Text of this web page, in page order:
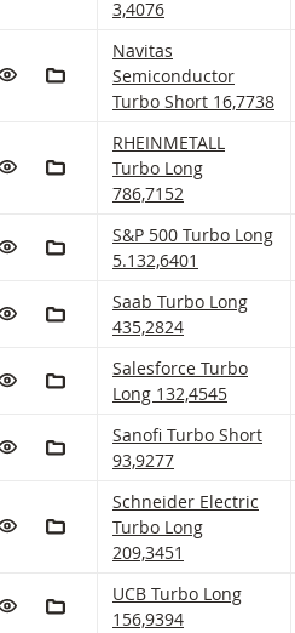
3,4076
VOEG TOE AAN WATCHLIST
AAN PORTFOLIO TOEVOEGEN
Navitas
Navitas
Semiconductor
Turbo Short 16,7738
VOEG TOE AAN WATCHLIST
AAN PORTFOLIO TOEVOEGEN
RHEINMETALL Turbo
RHEINMETALL
Turbo Long
786,7152
VOEG TOE AAN WATCHLIST
AAN PORTFOLIO TOEVOEGEN
S&P 500 Turbo Long
S&P 500 Turbo Long
5.132,6401
VOEG TOE AAN WATCHLIST
AAN PORTFOLIO TOEVOEGEN
Saab Turbo Long Met
Saab Turbo Long
435,2824
VOEG TOE AAN WATCHLIST
AAN PORTFOLIO TOEVOEGEN
Salesforce Turbo
Salesforce Turbo
Long 132,4545
VOEG TOE AAN WATCHLIST
AAN PORTFOLIO TOEVOEGEN
Sanofi Turbo Short
Sanofi Turbo Short
93,9277
VOEG TOE AAN WATCHLIST
AAN PORTFOLIO TOEVOEGEN
Schneider Electric
Schneider Electric
Turbo Long
209,3451
VOEG TOE AAN WATCHLIST
AAN PORTFOLIO TOEVOEGEN
UCB Turbo Long Met
UCB Turbo Long
156,9394